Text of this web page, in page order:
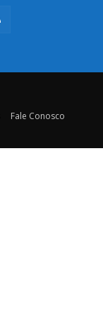
Fale Conosco